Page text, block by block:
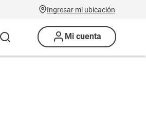
Ingresar mi ubicación
Mi cuenta